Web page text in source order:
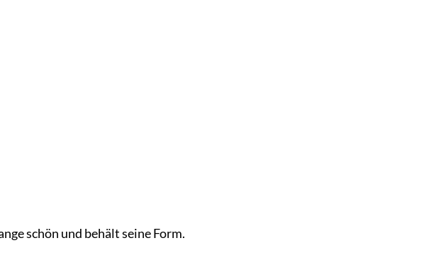
schön und behält seine Form.